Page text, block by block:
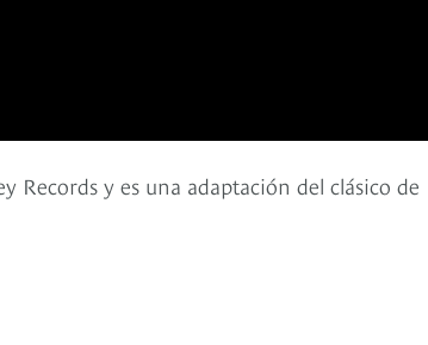
Records y es una adaptación del clásico de